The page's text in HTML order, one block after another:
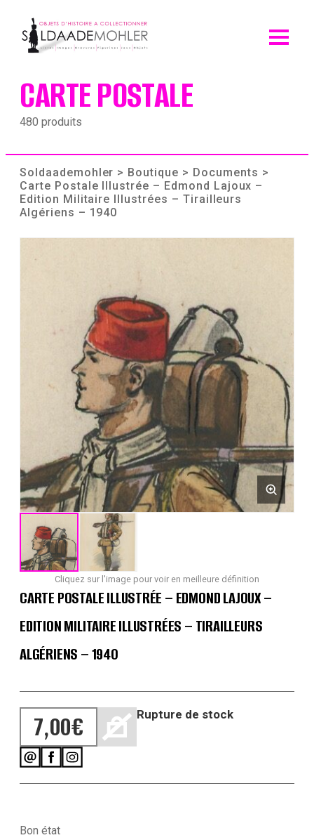
content
CARTE POSTALE
480 produits
Soldaademohler > Boutique > Documents >
Carte Postale Illustrée – Edmond Lajoux –
Edition Militaire Illustrées – Tirailleurs
Algériens – 1940
Cliquez sur l'image pour voir en meilleure définition
CARTE POSTALE ILLUSTRÉE – EDMOND LAJOUX –
EDITION MILITAIRE ILLUSTRÉES – TIRAILLEURS
ALGÉRIENS – 1940
7,00€ Rupture de stock
Bon état